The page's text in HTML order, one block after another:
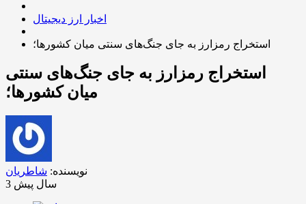
اخبار ارز دیجیتال
استخراج رمزارز به جای جنگ‌های سنتی میان کشورها؛
استخراج رمزارز به جای جنگ‌های سنتی
میان کشورها؛
نویسنده: شاطریان
3 سال پیش